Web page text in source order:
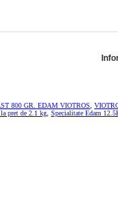
800 GR. EDAM VIOTROS
pret de 2.1 kg Specialitate Edam